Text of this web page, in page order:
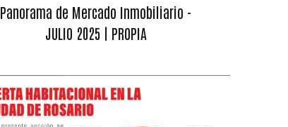
Panorama de Mercado Inmobiliario -
JULIO 2025 | PROPIA